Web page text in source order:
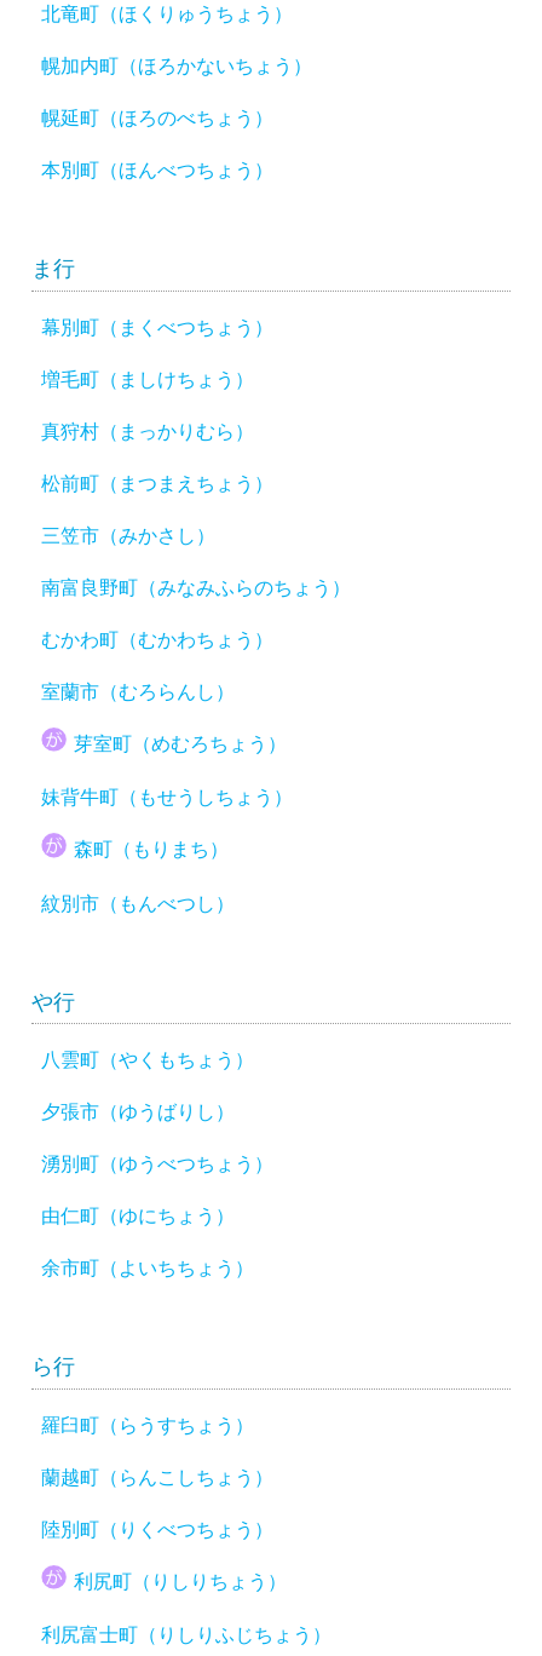
北竜町（ほくりゅうちょう）
幌加内町（ほろかないちょう）
幌延町（ほろのべちょう）
本別町（ほんべつちょう）
ま行
幕別町（まくべつちょう）
増毛町（ましけちょう）
真狩村（まっかりむら）
松前町（まつまえちょう）
三笠市（みかさし）
南富良野町（みなみふらのちょう）
むかわ町（むかわちょう）
室蘭市（むろらんし）
芽室町（めむろちょう）
妹背牛町（もせうしちょう）
森町（もりまち）
紋別市（もんべつし）
や行
八雲町（やくもちょう）
夕張市（ゆうばりし）
湧別町（ゆうべつちょう）
由仁町（ゆにちょう）
余市町（よいちちょう）
ら行
羅臼町（らうすちょう）
蘭越町（らんこしちょう）
陸別町（りくべつちょう）
利尻町（りしりちょう）
利尻富士町（りしりふじちょう）